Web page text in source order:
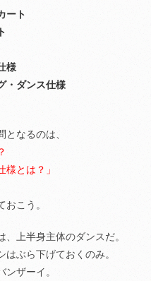
ート
様
・ダンス仕様
となるのは、
様とは？」
おこう。
、上半身主体のダンスだ。
はぶら下げておくのみ。
ンザーイ。